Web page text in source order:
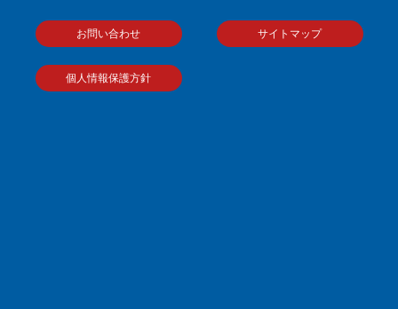
お問い合わせ サイトマップ
個人情報保護方針